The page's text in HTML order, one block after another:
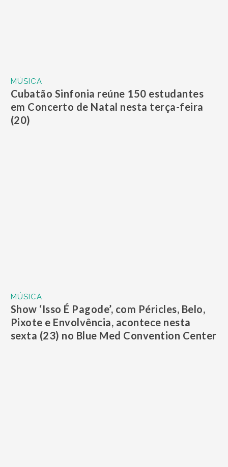
MÚSICA
Cubatão Sinfonia reúne 150 estudantes
em Concerto de Natal nesta terça-feira
(20)
MÚSICA
Show ‘Isso É Pagode’, com Péricles, Belo,
Pixote e Envolvência, acontece nesta
sexta (23) no Blue Med Convention Center